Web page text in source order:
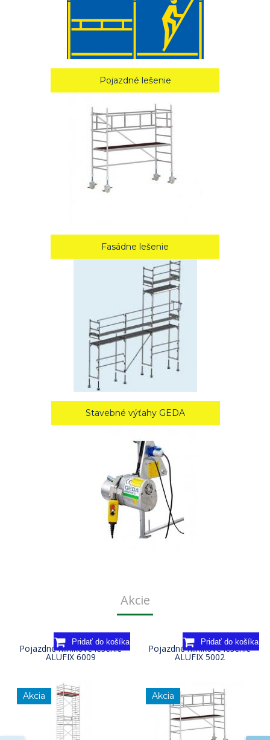
Pojazdné lešenie
Fasádne lešenie
Stavebné výťahy GEDA
Akcie
Pojazdné hliníkové lešenie
ALUFIX 6009
Akcia
Pojazdné hliníkové lešenie
ALUFIX 5002
Akcia